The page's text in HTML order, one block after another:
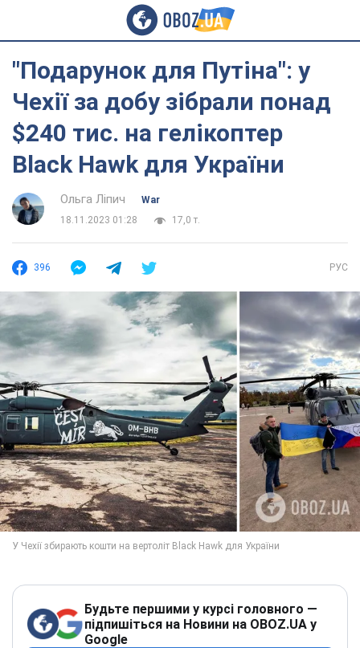
"Подарунок для Путіна": у
Чехії за добу зібрали понад
$240 тис. на гелікоптер
Black Hawk для України
Ольга Ліпич
War
18.11.2023 01:28
17,0 т.
396 РУС
Будьте першими у курсі головного —
підпишіться на Новини на OBOZ.UA у
Google